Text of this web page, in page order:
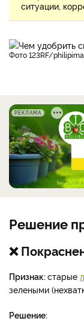
ситуации,
фото 123RF/
РЕКЛАМА
Решение
❌
Признак:старые
зелеными
Решение: